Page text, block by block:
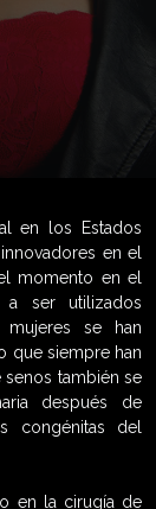
en los Estados
en el
momento en el
a ser utilizados
mujeres se han
que siempre han
también se
después de
congénitas del
en la cirugía de